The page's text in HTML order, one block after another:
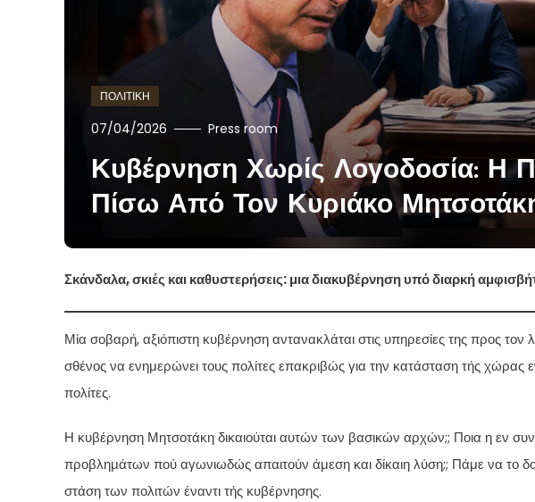
ΠΟΛΙΤΙΚΗ
07/04/2026 Press room
Κυβέρνηση Χωρίς Λογοδοσία: Η
Πίσω Από Τον Κυριάκο
Σκάνδαλα, σκιές και καθυστερήσεις: μια διακυβέρνηση υπό διαρκή
Μία σοβαρή, αξιόπιστη κυβέρνηση αντανακλάται στις υπηρεσίες της προς τον
σθένος να ενημερώνει τους πολίτες επακριβώς για την κατάσταση τής χώρας
πολίτες.
Η κυβέρνηση Μητσοτάκη δικαιούται αυτών των βασικών αρχών;; Ποια η εν
προβλημάτων πού αγωνιωδώς απαιτούν άμεση και δίκαιη λύση;; Πάμε να το
στάση των πολιτών έναντι τής κυβέρνησης.